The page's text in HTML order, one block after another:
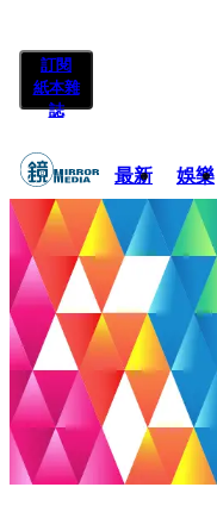
訂閱
紙本雜
誌
最新 娛樂